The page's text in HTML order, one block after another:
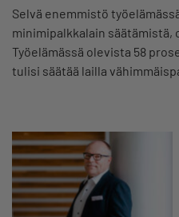
Selvä enemmistö
minimipalkkalain säätämistä,
Työelämässä olevista 58
tulisi säätää lailla